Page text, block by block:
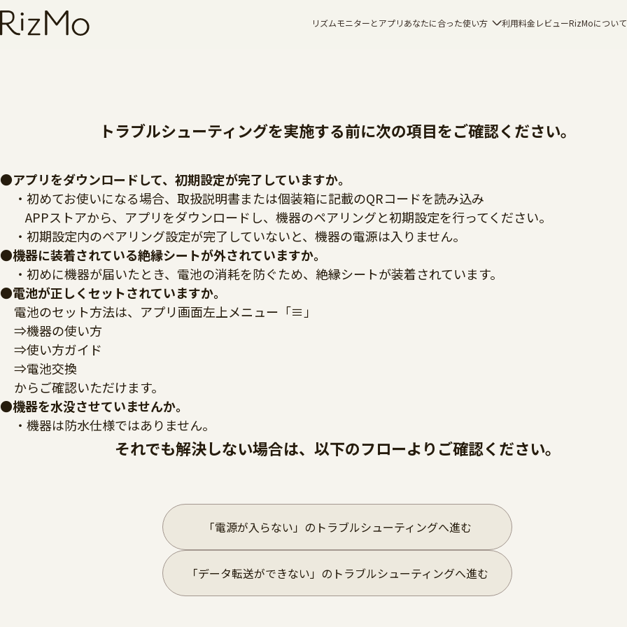
リズムモニターとアプリあなたに合った使い方 利用料金 レビューRizMoについて
トラブルシューティングを実施する前に次の項目をご確認ください。
●アプリをダウンロードして、初期設定が完了していますか。
・初めてお使いになる場合、取扱説明書または個装箱に記載のQRコードを読み込み
APPストアから、アプリをダウンロードし、機器のペアリングと初期設定を行ってください。
・初期設定内のペアリング設定が完了していないと、機器の電源は入りません。
●機器に装着されている絶縁シートが外されていますか。
・初めに機器が届いたとき、電池の消耗を防ぐため、絶縁シートが装着されています。
●電池が正しくセットされていますか。
電池のセット方法は、アプリ画面左上メニュー「≡」
⇒機器の使い方
⇒使い方ガイド
⇒電池交換
からご確認いただけます。
●機器を水没させていませんか。
・機器は防水仕様ではありません。
それでも解決しない場合は、 以下のフローよりご確認ください。
「電源が入らない」の トラブルシューティングへ進む
「データ転送ができない」の トラブルシューティングへ進む